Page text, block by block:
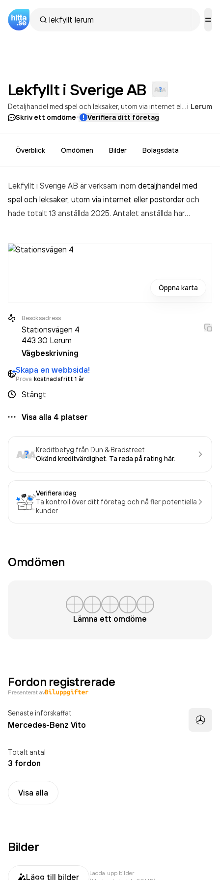
Lekfyllt i SverigeAB
i Lerum
Skriv ett omdöme· Verifiera ditt företag
Överblick Omdömen Bilder Bolagsdata
Lekfyllt i Sverige AB är verksam inom detaljhandel med
spel och leksaker, utom via internet eller postorderoch
hade totalt 13 anställda 2025. Antalet anställda har
aktivt sedan 1996. Lekfyllt i Sverige AB
Öppna karta
Besöksadress
Stationsvägen 4
443 30 Lerum
Vägbeskrivning
Skapa en webbsida!
Prova kostnadsfritt 1 år
Stängt
Visa alla 4 platser
Kreditbetyg från Dun & Bradstreet
Okänd kreditvärdighet. Ta reda på rating här.
Verifiera idag
Ta kontroll över ditt företag och nå fler potentiella
kunder
Omdömen
Lämna ett omdöme
Fordon registrerade
Presenterat av
Senaste införskaffat
Mercedes-Benz Vito
Totalt antal
3 fordon
Visa alla
Bilder
Lägg till bilder
Ladda upp bilder